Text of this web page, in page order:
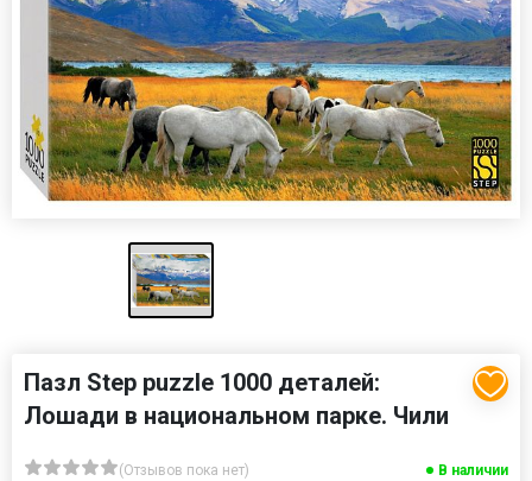
Пазл Step puzzle 1000 деталей:
Лошади в национальном парке. Чили
(Отзывов пока нет) В наличии